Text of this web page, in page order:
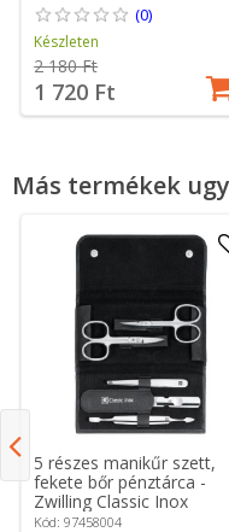
(0)
Készleten
2 180 Ft
1 720 Ft
Más termékek
5 részes manikűr szett,
fekete bőr pénztárca -
Zwilling Classic Inox
Kód: 97458004